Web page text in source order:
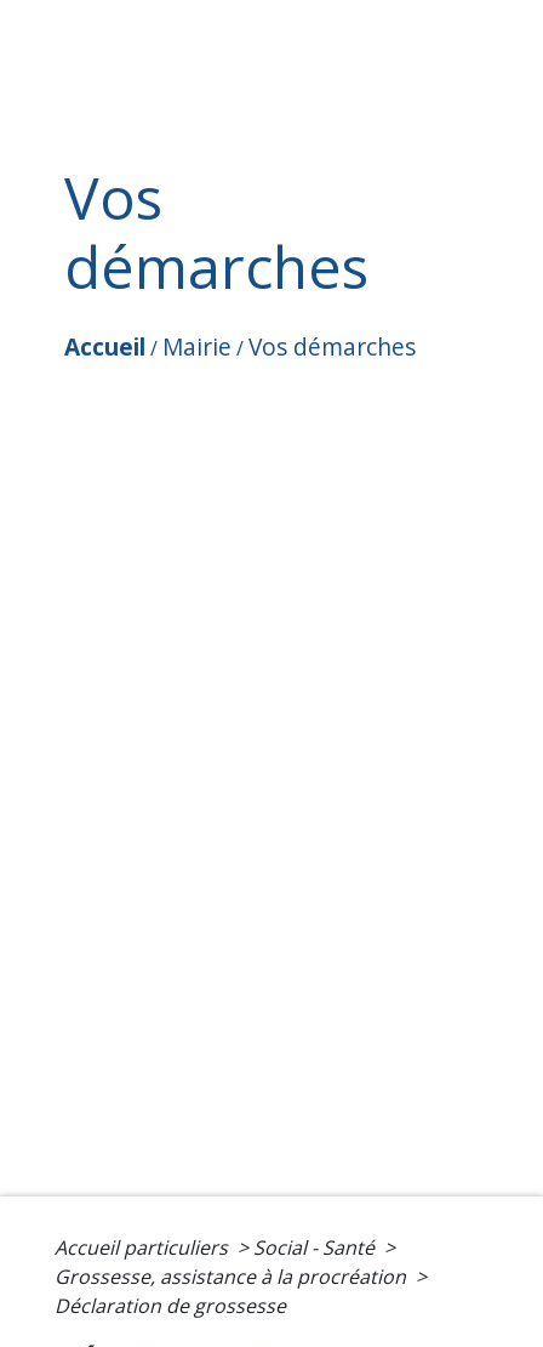
Vos
démarches
Accueil / Mairie /Vos démarches
Accueil particuliers > Social - Santé >
Grossesse, assistance à la procréation >
Déclaration de grossesse